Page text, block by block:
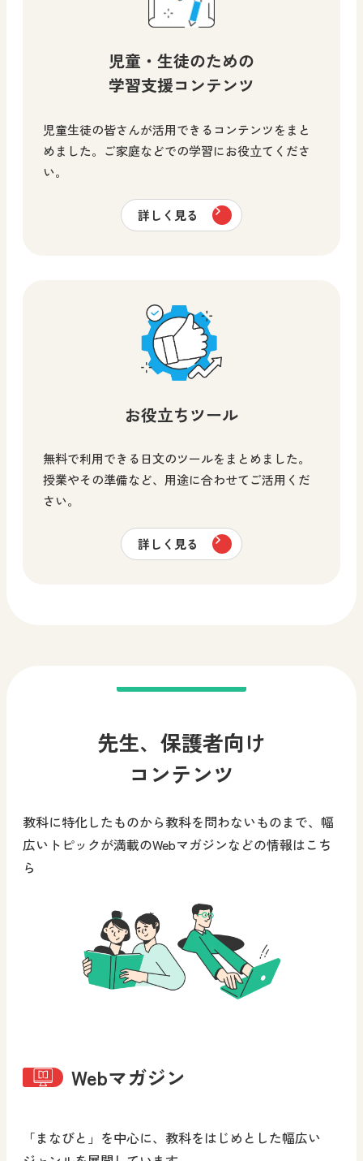
児童・生徒のための
学習支援コンテンツ
児童生徒の皆さんが活用できるコンテンツをまと
めました。ご家庭などでの学習にお役立てくださ
い。
詳しく見る
お役立ちツール
無料で利用できる日文のツールをまとめました。
授業やその準備など、用途に合わせてご活用くだ
さい。
詳しく見る
先生、保護者向け
コンテンツ
教科に特化したものから教科を問わないものまで、幅
広いトピックが満載のWebマガジンなどの情報はこち
ら
Webマガジン
「まなびと」を中心に、教科をはじめとした幅広い